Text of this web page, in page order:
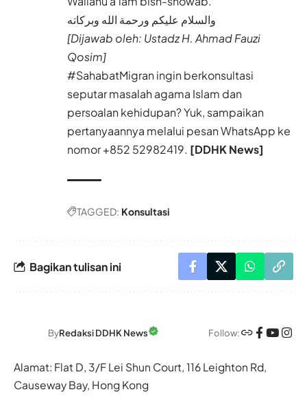
والسلام عليكم ورحمة الله وبركاته
[Dijawab oleh: Ustadz H. Ahmad Fauzi
Qosim]
#SahabatMigran ingin berkonsultasi
seputar masalah agama Islam dan
persoalan kehidupan? Yuk, sampaikan
pertanyaannya melalui pesan WhatsApp ke
nomor+852 52982419. [DDHK News]
TAGGED: Konsultasi
Bagikan tulisan ini
ByRedaksi DDHK News Follow:
Alamat: Flat D, 3/F Lei Shun Court, 116 Leighton Rd,
Causeway Bay, Hong Kong